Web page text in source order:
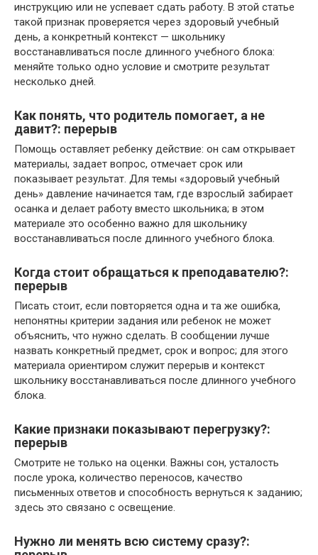
инструкцию или не успевает сдать работу. В этой статье
такой признак проверяется через здоровый учебный
день, а конкретный контекст — школьнику
восстанавливаться после длинного учебного блока:
меняйте только одно условие и смотрите результат
несколько дней.
Как понять, что родитель помогает, а не
давит?: перерыв
Помощь оставляет ребенку действие: он сам открывает
материалы, задает вопрос, отмечает срок или
показывает результат. Для темы «здоровый учебный
день» давление начинается там, где взрослый забирает
осанка и делает работу вместо школьника; в этом
материале это особенно важно для школьнику
восстанавливаться после длинного учебного блока.
Когда стоит обращаться к преподавателю?:
перерыв
Писать стоит, если повторяется одна и та же ошибка,
непонятны критерии задания или ребенок не может
объяснить, что нужно сделать. В сообщении лучше
назвать конкретный предмет, срок и вопрос; для этого
материала ориентиром служит перерыв и контекст
школьнику восстанавливаться после длинного учебного
блока.
Какие признаки показывают перегрузку?:
перерыв
Смотрите не только на оценки. Важны сон, усталость
после урока, количество переносов, качество
письменных ответов и способность вернуться к заданию;
здесь это связано с освещение.
Нужно ли менять всю систему сразу?: